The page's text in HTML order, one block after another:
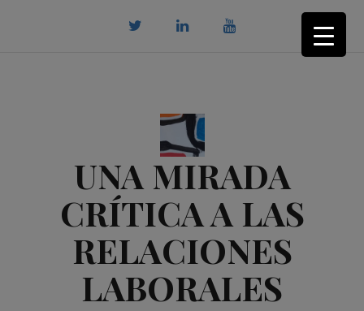
UNA MIRADA
CRÍTICA A LAS
RELACIONES
LABORALES